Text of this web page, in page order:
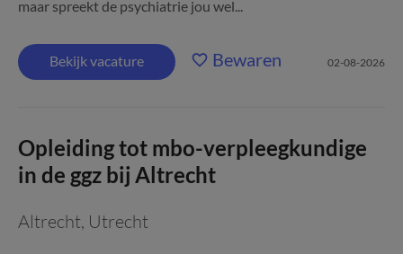
maar spreekt de psychiatrie jou wel...
Bekijk vacature Bewaren 02-08-2026
Opleiding tot mbo-verpleegkundige
in de ggz bij Altrecht
Altrecht, Utrecht